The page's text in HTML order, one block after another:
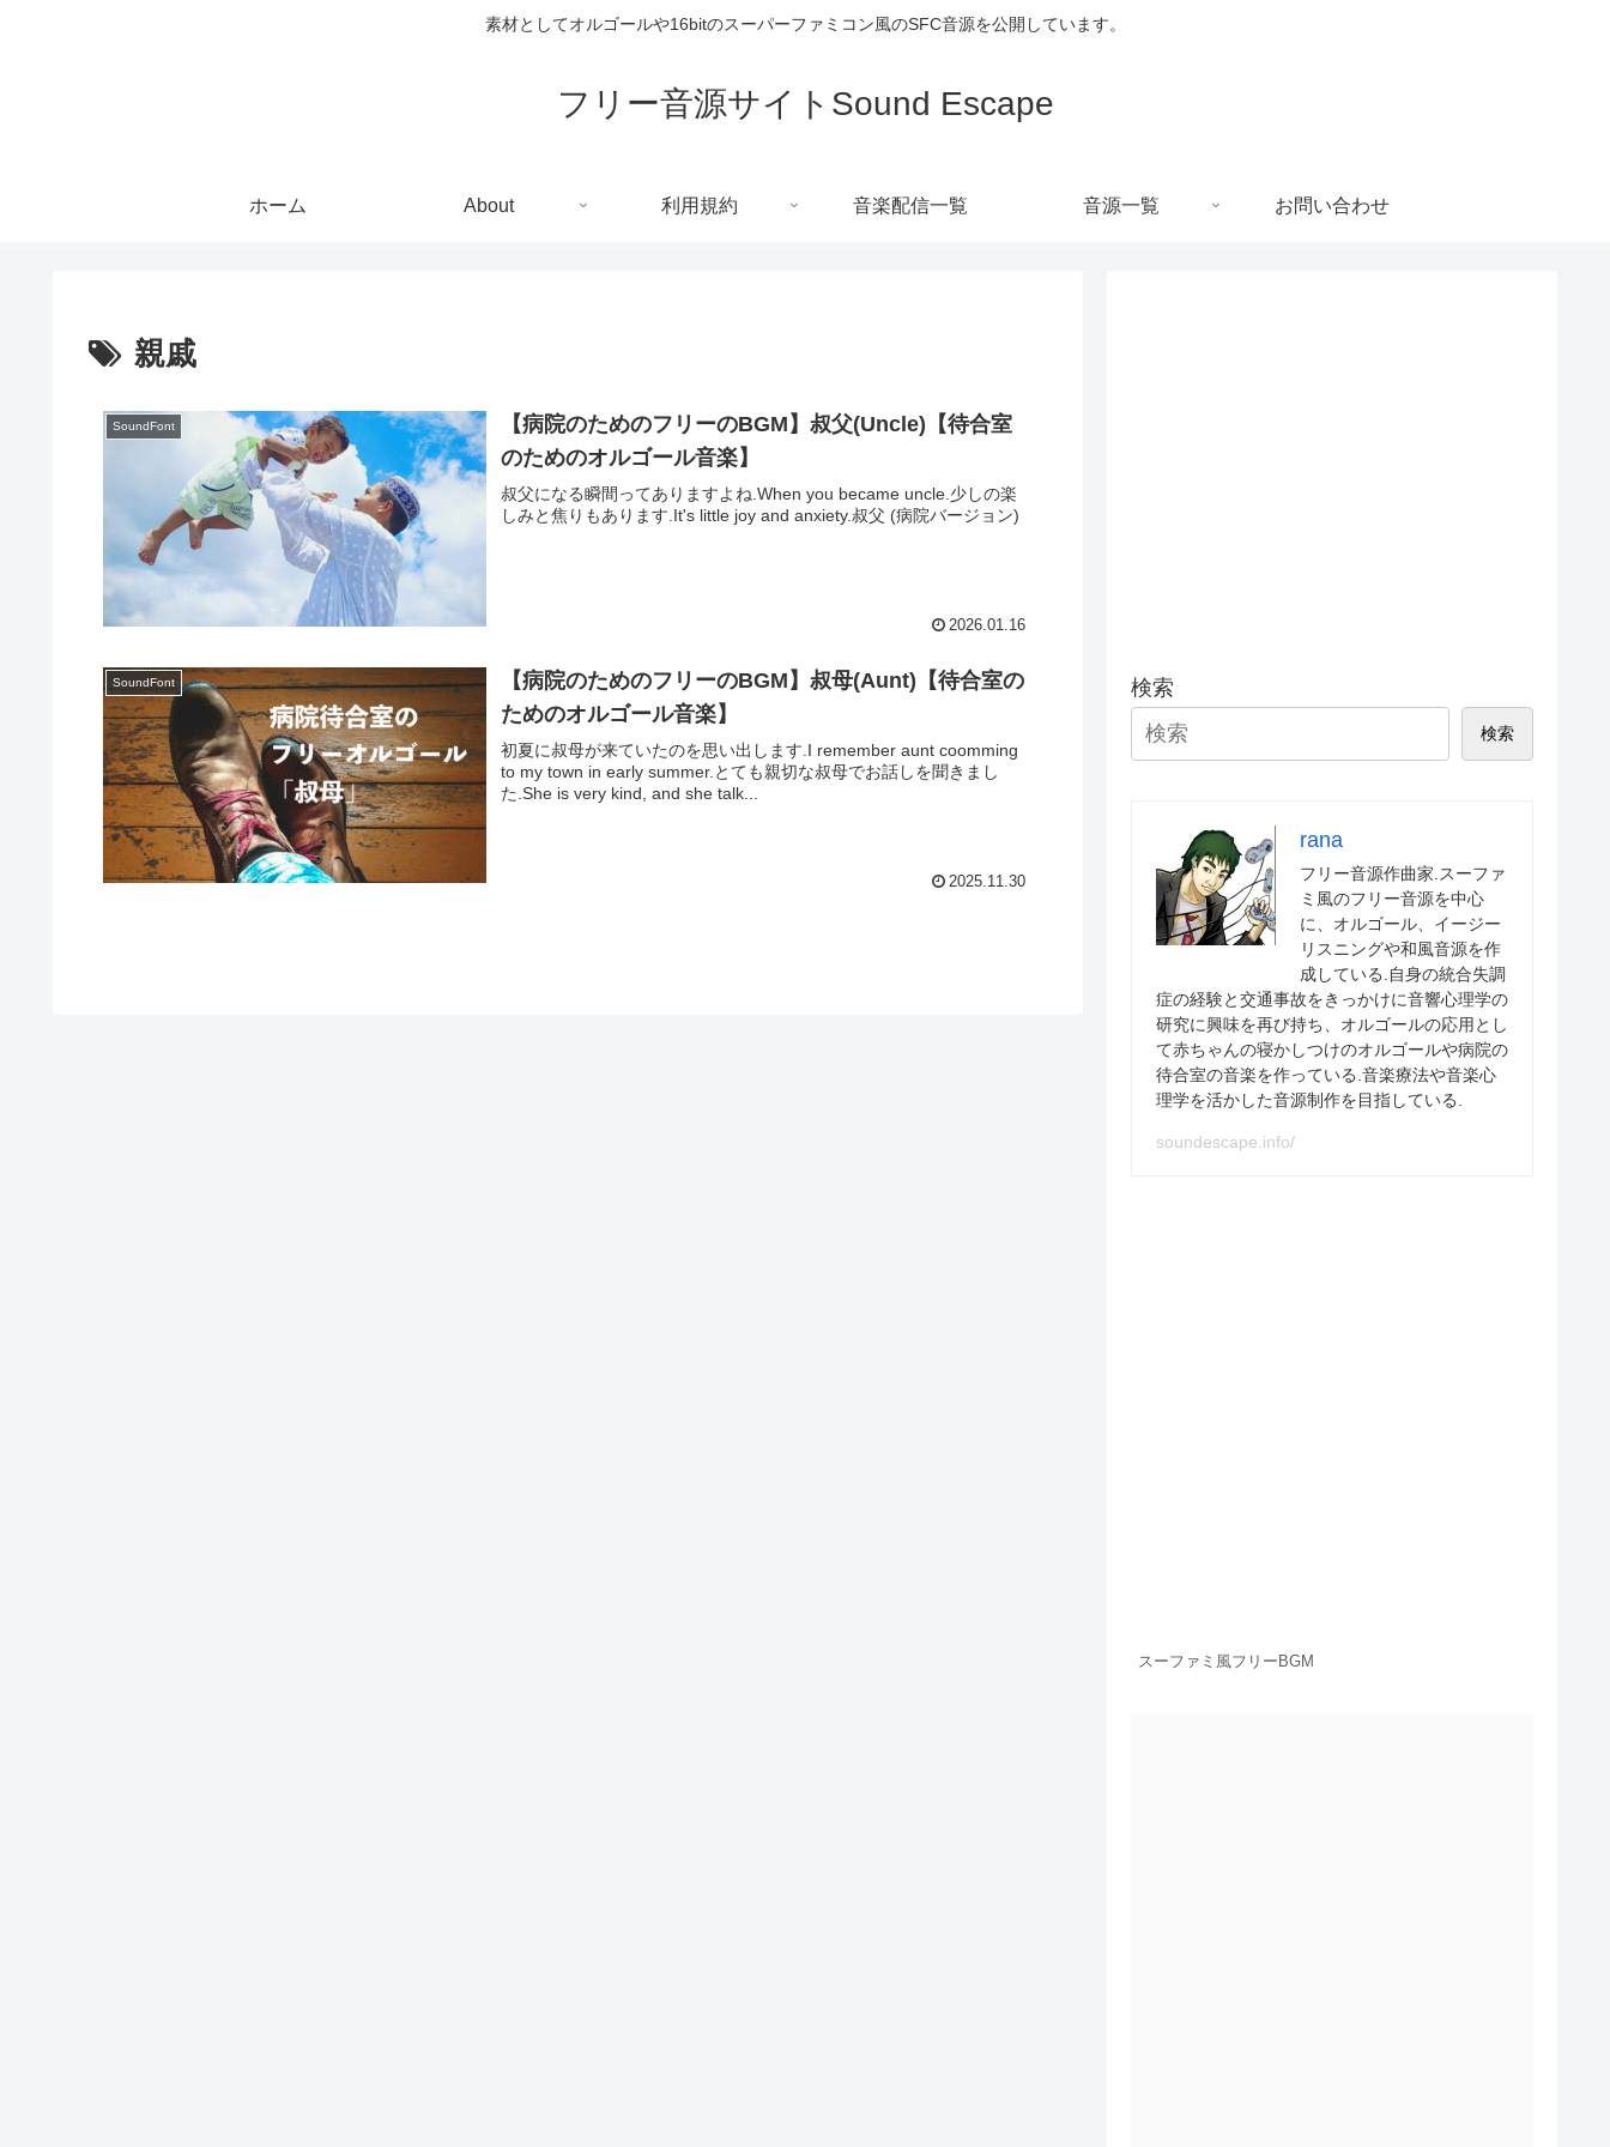
素材としてオルゴールや16bitのスーパーファミコン風のSFC音源を公開しています。
フリー音源サイトSound Escape
ホーム About 利用規約 音楽配信一覧 音源一覧 お問い合わせ
親戚
SoundFont
【病院のためのフリーのBGM】叔父(Uncle)【待合室
のためのオルゴール音楽】
叔父になる瞬間ってありますよね.When you became uncle.少しの楽
しみと焦りもあります.It's little joy and anxiety.叔父 (病院バージョン)
2026.01.16
SoundFont
【病院のためのフリーのBGM】叔母(Aunt)【待合室の
ためのオルゴール音楽】
初夏に叔母が来ていたのを思い出します.I remember aunt coomming
to my town in early summer.とても親切な叔母でお話しを聞きまし
た.She is very kind, and she talk...
2025.11.30
検索
検索
rana
フリー音源作曲家.スーファ
ミ風のフリー音源を中心
に、オルゴール、イージー
リスニングや和風音源を作
成している.自身の統合失調
症の経験と交通事故をきっかけに音響心理学の
研究に興味を再び持ち、オルゴールの応用とし
て赤ちゃんの寝かしつけのオルゴールや病院の
待合室の音楽を作っている.音楽療法や音楽心
理学を活かした音源制作を目指している.
soundescape.info/
スーファミ風フリーBGM